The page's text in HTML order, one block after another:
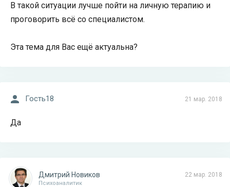
В такой ситуации лучше пойти на личную терапию и
проговорить всё со специалистом.
Эта тема для Вас ещё актуальна?
21 мар. 2018
Гость18
Да
22 мар. 2018
Дмитрий Новиков
Психоаналитик